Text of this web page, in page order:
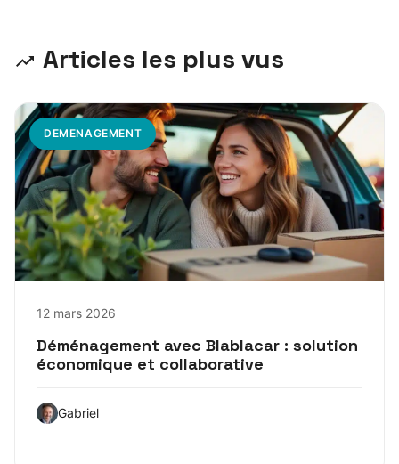
Articles les plus vus
DEMENAGEMENT
12 mars 2026
Déménagement avec Blablacar : solution
économique et collaborative
Gabriel